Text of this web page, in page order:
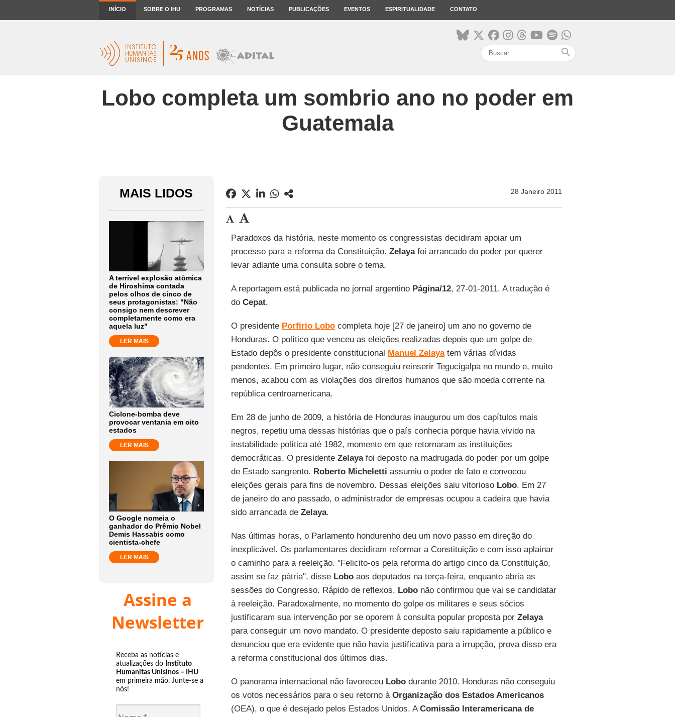
INÍCIO SOBRE O IHU PROGRAMAS NOTÍCIAS PUBLICAÇÕES EVENTOS ESPIRITUALIDADE CONTATO
search
Lobo completa um sombrio ano no poder em
Guatemala
MAIS LIDOS
A terrível explosão atômica
de Hiroshima contada
pelos olhos de cinco de
seus protagonistas: "Não
consigo nem descrever
completamente como era
aquela luz"
LER MAIS
Ciclone-bomba deve
provocar ventania em oito
estados
LER MAIS
O Google nomeia o
ganhador do Prêmio Nobel
Demis Hassabis como
cientista-chefe
LER MAIS
Assine a
Newsletter
Receba as notícias e
atualizações do Instituto
Humanitas Unisinos – IHU
em primeira mão. Junte-se a
nós!
28 Janeiro 2011
Paradoxos da história, neste momento os congressistas decidiram apoiar um
processo para a reforma da Constituição. Zelayafoi arrancado do poder por querer
levar adiante uma consulta sobre o tema.
A reportagem está publicada no jornal argentino Página/12, 27-01-2011. A tradução é
do Cepat.
O presidente Porfirio Lobocompleta hoje [27 de janeiro] um ano no governo de
Honduras. O político que venceu as eleições realizadas depois que um golpe de
Estado depôs o presidente constitucional Manuel Zelayatem várias dívidas
pendentes. Em primeiro lugar, não conseguiu reinserir Tegucigalpa no mundo e, muito
menos, acabou com as violações dos direitos humanos que são moeda corrente na
república centroamericana.
Em 28 de junho de 2009, a história de Honduras inaugurou um dos capítulos mais
negros, repetiu uma dessas histórias que o país conhecia porque havia vivido na
instabilidade política até 1982, momento em que retornaram as instituições
democráticas. O presidente Zelayafoi deposto na madrugada do poder por um golpe
de Estado sangrento. Roberto Micheletti assumiu o poder de fato e convocou
eleições gerais para fins de novembro. Dessas eleições saiu vitorioso Lobo. Em 27
de janeiro do ano passado, o administrador de empresas ocupou a cadeira que havia
sido arrancada de Zelaya.
Nas últimas horas, o Parlamento hondurenho deu um novo passo em direção do
inexplicável. Os parlamentares decidiram reformar a Constituição e com isso aplainar
o caminho para a reeleição. "Felicito-os pela reforma do artigo cinco da Constituição,
assim se faz pátria", disse Loboaos deputados na terça-feira, enquanto abria as
sessões do Congresso. Rápido de reflexos, Lobonão confirmou que vai se candidatar
à reeleição. Paradoxalmente, no momento do golpe os militares e seus sócios
justificaram sua intervenção por se oporem à consulta popular proposta por Zelaya
para conseguir um novo mandato. O presidente deposto saiu rapidamente a público e
denunciou que era evidente que não havia justificativa para a irrupção, prova disso era
a reforma constitucional dos últimos dias.
O panorama internacional não favoreceu Lobodurante 2010. Honduras não conseguiu
os votos necessários para o seu retorno à Organização dos Estados Americanos
(OEA), o que é desejado pelos Estados Unidos. AComissão Interamericana de